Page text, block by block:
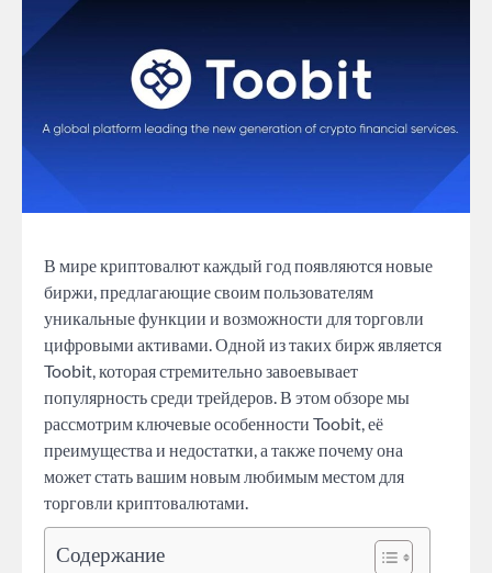
В мире криптовалют каждый год появляются новые
биржи, предлагающие своим пользователям
уникальные функции и возможности для торговли
цифровыми активами. Одной из таких бирж является
Toobit, которая стремительно завоевывает
популярность среди трейдеров. В этом обзоре мы
рассмотрим ключевые особенности Toobit, её
преимущества и недостатки, а также почему она
может стать вашим новым любимым местом для
торговли криптовалютами.
Содержание